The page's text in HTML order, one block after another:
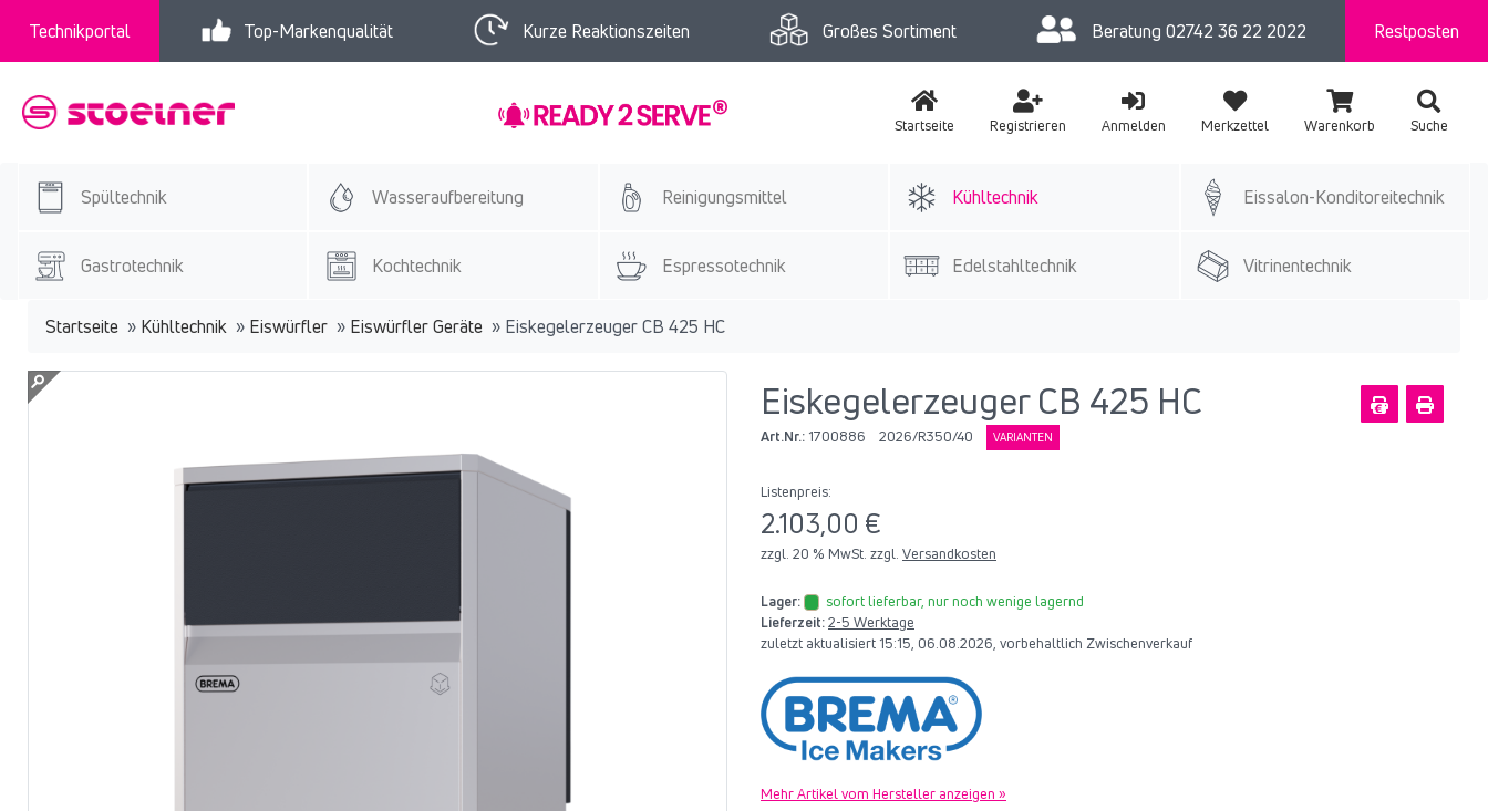
Technikportal Top-Markenqualität Kurze Reaktionszeiten Großes Sortiment Beratung02742 36 22 2022 Restposten
Startseite Registrieren Anmelden Merkzettel Warenkorb Suche
Spültechnik Wasseraufbereitung Reinigungsmittel Kühltechnik Eissalon-Konditoreitechnik
Gastrotechnik Kochtechnik Espressotechnik Edelstahltechnik Vitrinentechnik
Startseite » Kühltechnik » Eiswürfler » Eiswürfler Geräte » Eiskegelerzeuger CB 425 HC
Eiskegelerzeuger CB 425 HC
Art.Nr.: 1700886 2026/R350/40 VARIANTEN
Listenpreis:
2.103,00 €
zzgl. 20 % MwSt. zzgl. Versandkosten
Lager:
sofort lieferbar, nur noch wenige lagernd
Lieferzeit:2-5 Werktage
zuletzt aktualisiert 15:15, 06.08.2026, vorbehaltlich Zwischenverkauf
Mehr Artikel vom Hersteller anzeigen »